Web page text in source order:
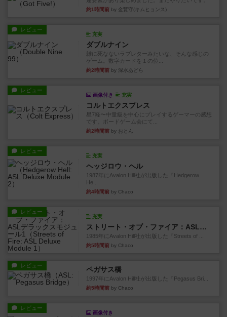
約1時間前 by 金賢守(キムヒョンス)
レビュー
充実
ダブルナイン
雑に死なないラブレターみたいな、そんな感じの
ゲーム。数字カードを１の位...
約2時間前 by 深水あどら
レビュー
画像付き 充実
コルトエクスプレス
星7軽〜中量級を中心にプレイするゲーマーの感想
です。ボードゲーム会にて...
約2時間前 by おとん
レビュー
充実
ヘッジロウ・ヘル
1987年にAvalon Hill社が出版した『Hedgerow
He...
約4時間前 by Chaco
レビュー
充実
ストリート・オブ・ファイア：ASLデラックスモジュール1
1985年にAvalon Hill社が出版した『Streets of ...
約5時間前 by Chaco
レビュー ペガサス橋
1997年にAvalon Hill社が出版した『Pegasus Bri...
約5時間前 by Chaco
レビュー
画像付き